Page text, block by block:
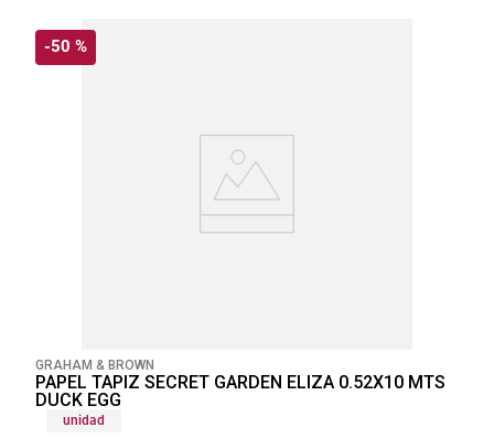
-50 %
GRAHAM & BROWN
PAPEL TAPIZ SECRET GARDEN ELIZA 0.52X10 MTS
DUCK EGG
unidad